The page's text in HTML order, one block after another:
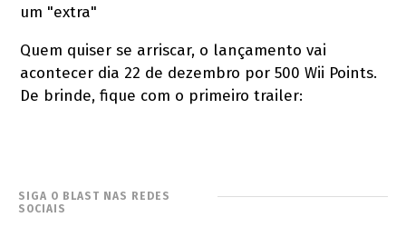
um "extra"
Quem quiser se arriscar, o lançamento vai
acontecer dia 22 de dezembro por 500 Wii Points.
De brinde, fique com o primeiro trailer:
SIGA O BLAST NAS REDES
SOCIAIS